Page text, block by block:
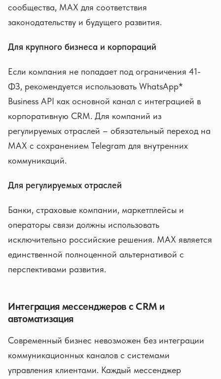
сообщества, MAX для соответствия
законодательству и будущего развития.
Для крупного бизнеса и корпораций
Если компания не попадает под ограничения 41-
ФЗ, рекомендуется использовать WhatsApp*
Business API как основной канал с интеграцией в
корпоративную CRM. Для компаний из
регулируемых отраслей – обязательный переход на
MAX с сохранением Telegram для внутренних
коммуникаций.
Для регулируемых отраслей
Банки, страховые компании, маркетплейсы и
операторы связи должны использовать
исключительно российские решения. MAX является
единственной полноценной альтернативой с
перспективами развития.
Интеграция мессенджеров с CRM и
автоматизация
Современный бизнес невозможен без интеграции
коммуникационных каналов с системами
управления клиентами. Каждый мессенджер